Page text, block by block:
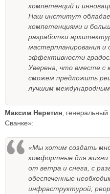
компетенций и
Наш институт
компетенциями и
разработки
мастерпланирования и
эффективности
Уверена, что вместе с
сможем предложить
лучшим
Максим Неретин ,
Сванке»:
«Мы хотим создать
комфортные для
от ветра и снега, с
обеспеченные
инфраструктурой;